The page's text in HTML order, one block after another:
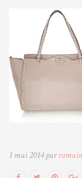
1 mai 2014 parromain